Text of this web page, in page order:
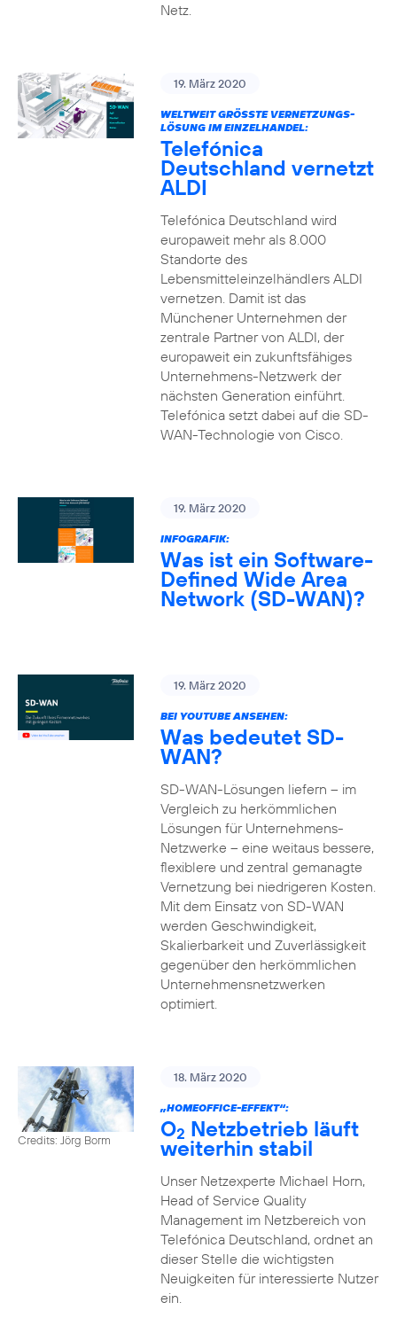
Netz.
19. März 2020
WELTWEIT GRÖSSTE VERNETZUNGS-L
ÖSUNG IM EINZELHANDEL:
Telefónica
Deutschland vernetzt
ALDI
Telefónica Deutschland wird
europaweit mehr als 8.000
Standorte des
Lebensmitteleinzelhändlers ALDI
vernetzen. Damit ist das
Münchener Unternehmen der
zentrale Partner von ALDI, der
europaweit ein zukunftsfähiges
Unternehmens-Netzwerk der
nächsten Generation einführt.
Telefónica setzt dabei auf die SD-
WAN-Technologie von Cisco.
19. März 2020
INFOGRAFIK:
Was ist ein Software-
Defined Wide Area
Network (SD-WAN)?
19. März 2020
BEI YOUTUBE ANSEHEN:
Was bedeutet SD-
WAN?
SD-WAN-Lösungen liefern – im
Vergleich zu herkömmlichen
Lösungen für Unternehmens-
Netzwerke – eine weitaus bessere,
flexiblere und zentral gemanagte
Vernetzung bei niedrigeren Kosten.
Mit dem Einsatz von SD-WAN
werden Geschwindigkeit,
Skalierbarkeit und Zuverlässigkeit
gegenüber den herkömmlichen
Unternehmensnetzwerken
optimiert.
Credits: Jörg Borm
18. März 2020
„HOMEOFFICE-EFFEKT“:
O2 Netzbetrieb läuft
weiterhin stabil
Unser Netzexperte Michael Horn,
Head of Service Quality
Management im Netzbereich von
Telefónica Deutschland, ordnet an
dieser Stelle die wichtigsten
Neuigkeiten für interessierte Nutzer
ein.